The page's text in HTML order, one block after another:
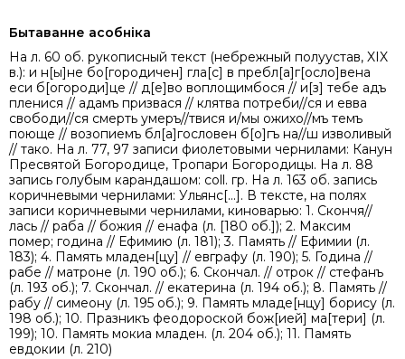
Бытаванне асобніка
На л. 60 об. рукописный текст (небрежный полуустав, XIX
в.): и н[ы]не бо[городичен] гла[с] в пребл[а]г[осло]вена
еси б[огороди]це // д[е]во воплощимбося // и[з] тебе адъ
пленися // адамъ призвася // клятва потреби//ся и евва
свободи//ся смерть умеръ//твися и/мы ожихо//мъ темъ
поюще // возопиемъ бл[а]гословен б[о]гъ на//ш изволивый
// тако. На л. 77, 97 записи фиолетовыми чернилами: Канун
Пресвятой Богородице, Тропари Богородицы. На л. 88
запись голубым карандашом: coll. гр. На л. 163 об. запись
коричневыми чернилами: Ульянс[...]. В тексте, на полях
записи коричневыми чернилами, киноварью: 1. Скончя//
лась // раба // божия // енафа (л. [180 об.]); 2. Максим
помер; година // Ефимию (л. 181); 3. Память // Ефимии (л.
183); 4. Память младен[цу] // евграфу (л. 190); 5. Година //
рабе // матроне (л. 190 об.); 6. Скончал. // отрок // стефанъ
(л. 193 об.); 7. Скончал. // екатерина (л. 194 об.); 8. Память //
рабу // симеону (л. 195 об.); 9. Память младе[нцу] борису (л.
198 об.); 10. Празникъ феодороской бож[ией] ма[тери] (л.
199); 10. Память мокиа младен. (л. 204 об.); 11. Память
евдокии (л. 210)